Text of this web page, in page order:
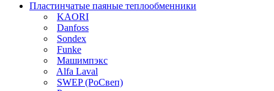
Пластинчатые паяные теплообменники
KAORI
Danfoss
Sondex
Funke
Машимпэкс
Alfa Laval
SWEP (РоСвеп)